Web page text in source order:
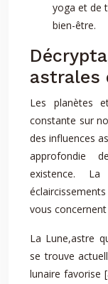
yoga et de
bien-être.
astrales
Les planètes
constante sur
des influences
approfondie
existence.
vous
La Lune,astre
se trouve
lunaire favorise